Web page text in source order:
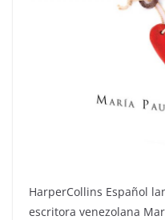
HarperCollins Español
escritora venezolana